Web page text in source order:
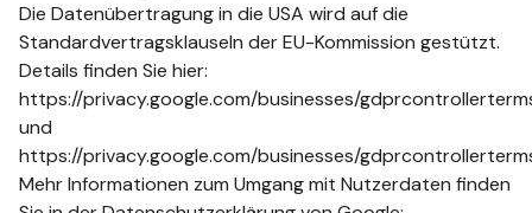
Die Datenübertragung in die USA wird auf die
Standardvertragsklauseln der EU-Kommission gestützt.
Details finden Sie hier:
https://privacy.google.com/businesses/
und
https://privacy.google.com/businesses/
Mehr Informationen zum Umgang mit Nutzerdaten finden